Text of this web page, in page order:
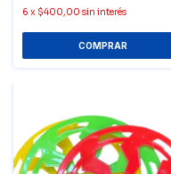
6 x $400,00 sin interés